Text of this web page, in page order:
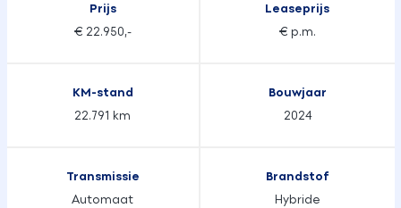
Prijs
€ 22.950,-
Leaseprijs
€ p.m.
KM-stand
22.791 km
Bouwjaar
2024
Transmissie
Automaat
Brandstof
Hybride